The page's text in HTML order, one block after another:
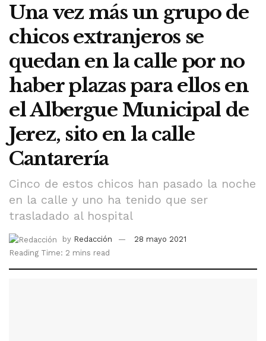
Una vez más un grupo de
chicos extranjeros se
quedan en la calle por no
haber plazas para ellos en
el Albergue Municipal de
Jerez, sito en la calle
Cantarería
Cinco de estos chicos han pasado la noche
en la calle y uno ha tenido que ser
trasladado al hospital
by Redacción
28 mayo 2021
Reading Time: 2 mins read